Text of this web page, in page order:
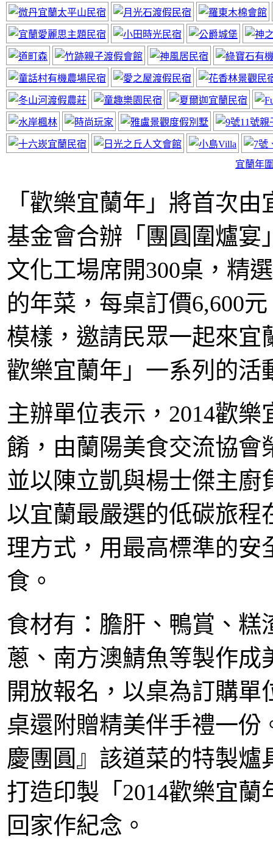
體驗最棒的渡假山莊
神風居小木屋
近太平山福山植物園
宜蘭民宿線上廣告
網站要曝光快來電
宜蘭年
「歡樂宜蘭年」將首次
基金會合辦「團圓圍爐宴
文化工場席開300桌，精
的年菜，每桌訂價6,600
模樣，邀請民眾一起來宜
歡樂宜蘭年」一系列的活
主辦單位表示，2014歡
餚，由蘭陽美食交流協會
並以陳立凱與楊士傑主
以宜蘭最嚴選的低碳旅程
理方式，用最高標準的安
食。
食材有：膽肝、鴨賞、糕
蔥、南方澳鯖魚等製作成
開放報名，以桌為訂購單
桌還附贈精美伴手禮一份
慶團圓』該道菜的特製爐
打造印製「2014歡樂宜
回家作紀念。